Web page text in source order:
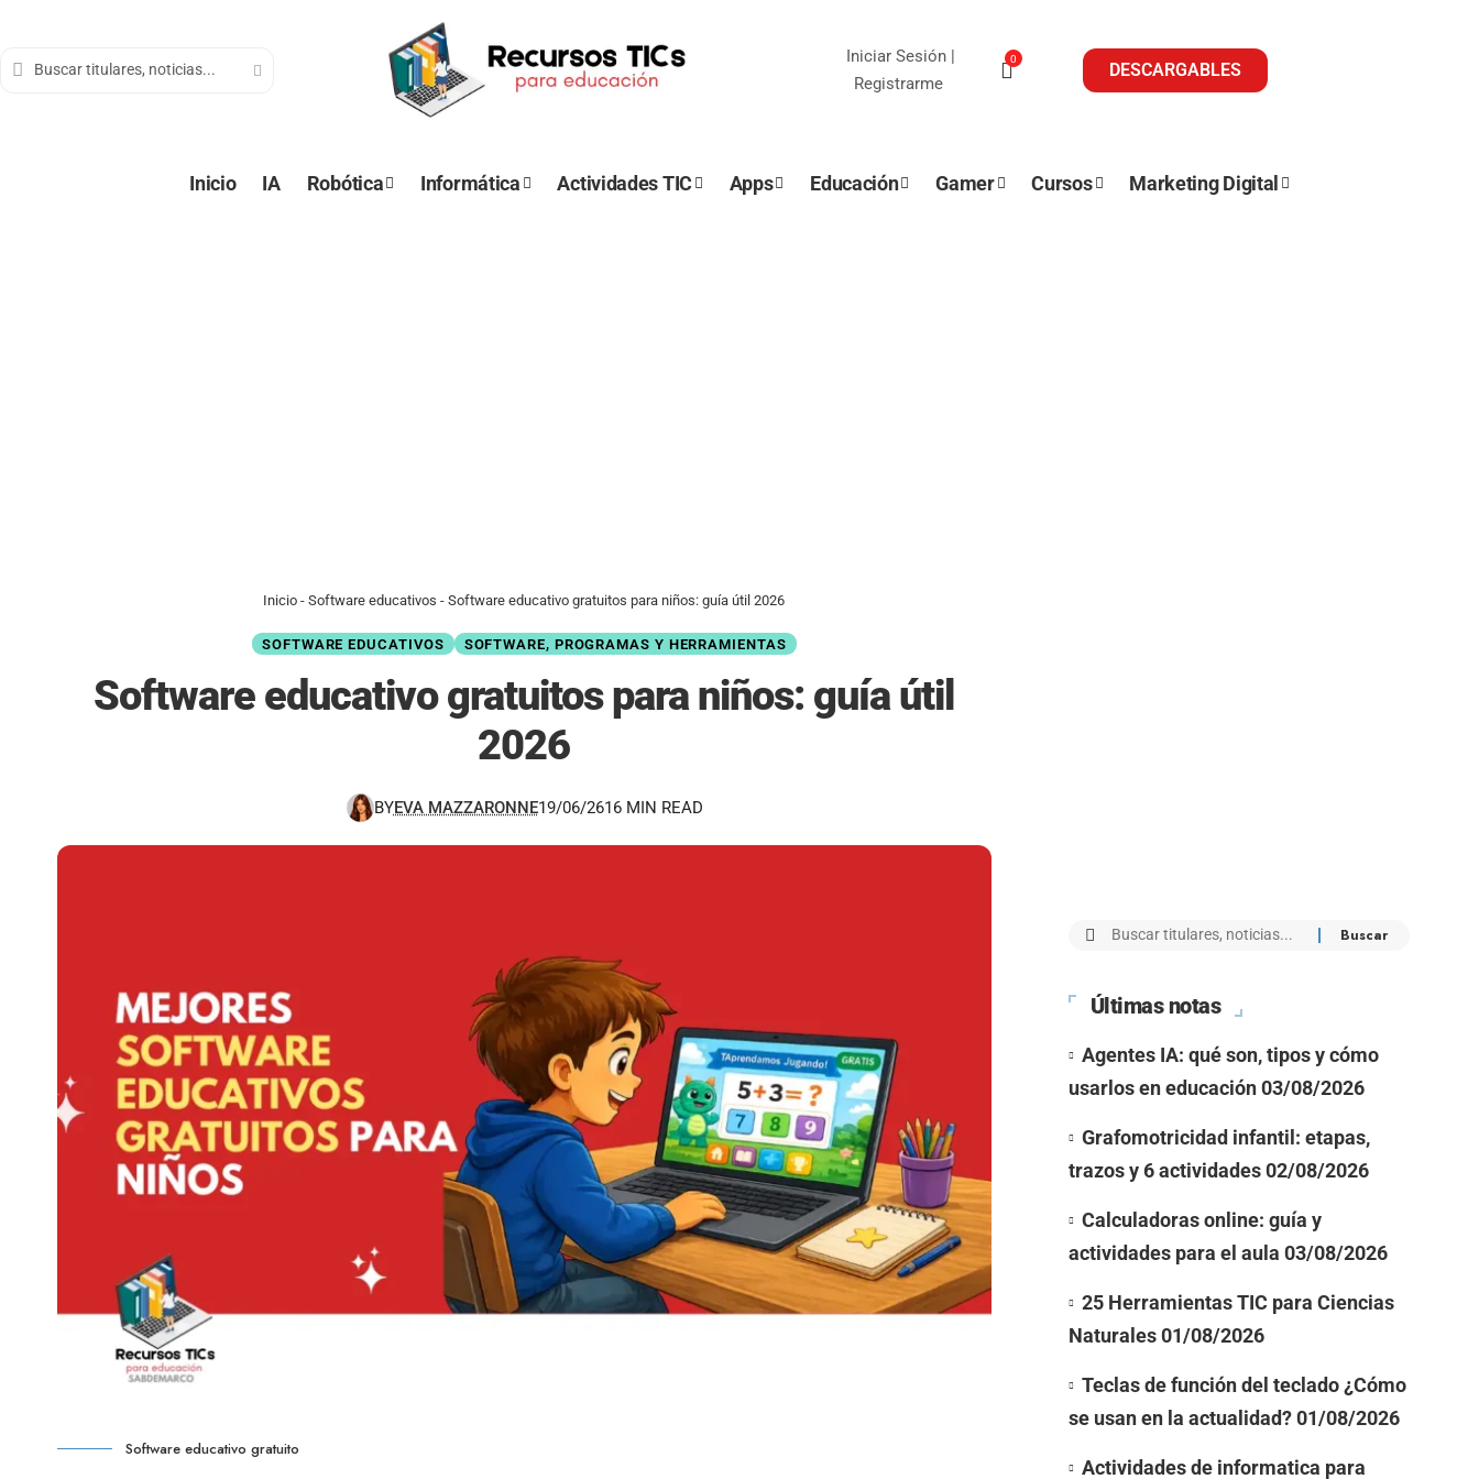
Iniciar Sesión|
Registrarme
0
DESCARGABLES
Inicio IA Robótica Informática Actividades TIC Apps Educación Gamer Cursos Marketing Digital
Inicio -Software educativos -Software educativo gratuitos para niños: guía útil 2026
SOFTWARE EDUCATIVOS SOFTWARE, PROGRAMAS Y HERRAMIENTAS
Software educativo gratuitos para niños: guía útil
2026
BYEVA MAZZARONNE19/06/2616 MIN READ
Software educativo gratuito
Últimas notas
Agentes IA: qué son, tipos y cómo
usarlos en educación 03/08/2026
Grafomotricidad infantil: etapas,
trazos y 6 actividades 02/08/2026
Calculadoras online: guía y
actividades para el aula 03/08/2026
25 Herramientas TIC para Ciencias
Naturales 01/08/2026
Teclas de función del teclado ¿Cómo
se usan en la actualidad? 01/08/2026
Actividades de informatica para